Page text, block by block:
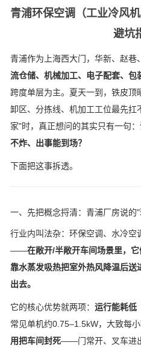
青浦环保空调（工业冷风
避坑
青浦作为上海西大门，华新、赵巷
流仓储、机械加工、电子配套、包
跨度单层为主。夏天一到，铁皮
卸区、分拣线、机加工工位最先扛
家"时，真正想问的其实只有一句：
不炸、出事能到场？
下面把这事拆透。
一、先把概念捋清：青浦厂房说的
行业内叫法杂：环保空调、水冷
——在敞开/半敞开车间场景里，它
靠水蒸发吸热把室外热风降温后
出去。
它的核心优势就两项： 运行能耗低
常见单机约0.75–1.5kW，大致每
用把车间封死——门常开、叉车进